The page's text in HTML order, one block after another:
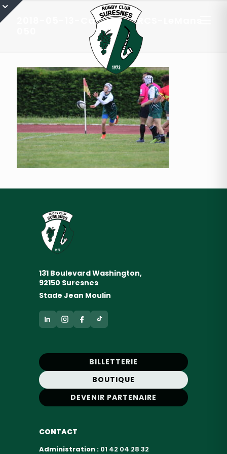
2018-05-13-Cadets-A-RCS-LeMans-
131 Boulevard Washington,
92150 Suresnes
Stade Jean Moulin
BILLETTERIE
BOUTIQUE
DEVENIR PARTENAIRE
CONTACT
Administration : 01 42 04 28 32